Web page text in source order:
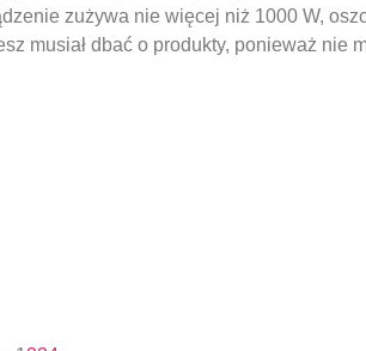
zużywa nie więcej niż 1000 W,
musiał dbać o produkty, ponieważ nie